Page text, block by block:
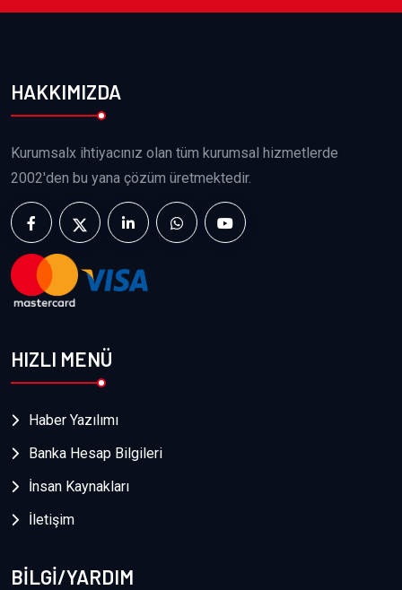
HAKKIMIZDA
Kurumsalx ihtiyacınız olan tüm kurumsal hizmetlerde
2002'den bu yana çözüm üretmektedir.
HIZLI MENÜ
Haber Yazılımı
Banka Hesap Bilgileri
İnsan Kaynakları
İletişim
BİLGİ/YARDIM